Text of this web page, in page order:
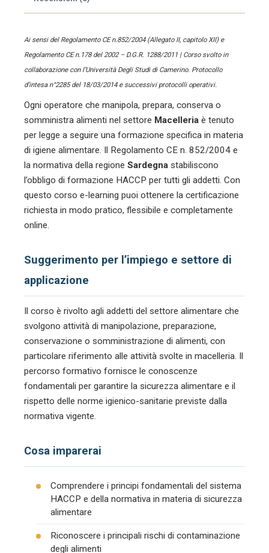
Ai sensi del Regolamento CE n.852/2004 (Allegato II, capitolo XII) e
Regolamento CE n.178 del 2002 – D.G.R. 1288/2011 | Corso svolto in
collaborazione con l’Università Degli Studi di Camerino. Protocollo
d’intesa n°2285 del 18/03/2014 e successivi protocolli operativi.
Ogni operatore che manipola, prepara, conserva o
somministra alimenti nel settore Macelleria è tenuto
per legge a seguire una formazione specifica in materia
di igiene alimentare. Il Regolamento CE n. 852/2004 e
la normativa della regione Sardegna stabiliscono
l’obbligo di formazione HACCP per tutti gli addetti. Con
questo corso e-learning puoi ottenere la certificazione
richiesta in modo pratico, flessibile e completamente
online.
Suggerimento per l’impiego e settore di
applicazione
Il corso è rivolto agli addetti del settore alimentare che
svolgono attività di manipolazione, preparazione,
conservazione o somministrazione di alimenti, con
particolare riferimento alle attività svolte in macelleria. Il
percorso formativo fornisce le conoscenze
fondamentali per garantire la sicurezza alimentare e il
rispetto delle norme igienico-sanitarie previste dalla
normativa vigente.
Cosa imparerai
Comprendere i principi fondamentali del sistema
HACCP e della normativa in materia di sicurezza
alimentare
Riconoscere i principali rischi di contaminazione
degli alimenti